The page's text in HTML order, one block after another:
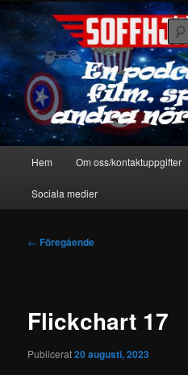
Hoppa
primärt
innehållSoffhjältarna
En podcast om film, spel & andra
Hem Om oss/kontaktuppgifter
Sociala medier
Inläggsnavigering
← Föregående
Flickchart 17
Publicerat20 augusti, 2023